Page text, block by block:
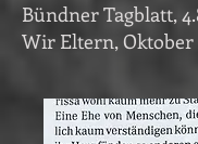
Bündner Tagblatt,
Wir Eltern, Oktober